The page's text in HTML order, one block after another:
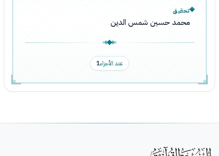
تحقيق
محمد حسين شمس الدين
عدد الأجزاء1